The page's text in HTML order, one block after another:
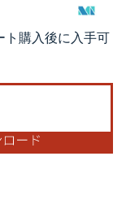
表示が必要です。
ト購入後に入手可